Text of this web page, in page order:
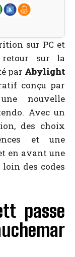
sur PC et
sur la
par Abylight
conçu par
nouvelle
Avec un
des choix
et une
en avant une
des codes
passe